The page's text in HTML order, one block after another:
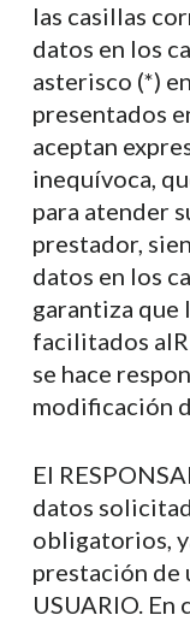
las casillas
datos en los
asterisco (*)
presentados
aceptan
inequívoca,
para atender
prestador,
datos en los
garantiza que
facilitados
se hace
modificación
El
datos
obligatorios,
prestación de
USUARIO.